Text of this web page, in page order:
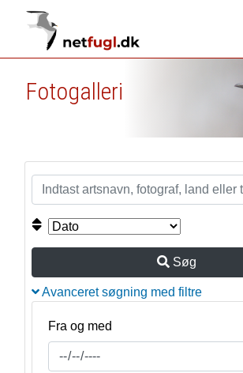
Fotogalleri
Søg
Avanceret søgning med filtre
Fra og med